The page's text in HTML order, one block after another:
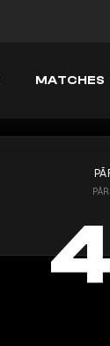
MATCHES
4